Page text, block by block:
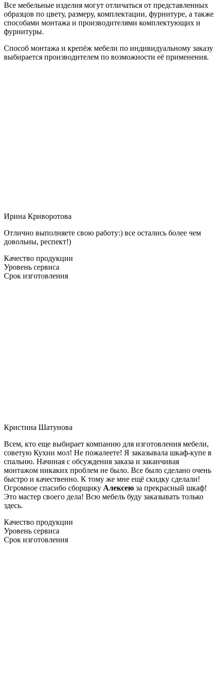
Все мебельные изделия могут отличаться от представленных
образцов по цвету, размеру, комплектации, фурнитуре, а также
способами монтажа и производителями комплектующих и
фурнитуры.
Способ монтажа и крепёж мебели по индивидуальному заказу
выбирается производителем по возможности её применения.
Ирина Криворотова
Отлично выполняете свою работу:) все остались более чем
довольны, респект!)
Качество продукции
Уровень сервиса
Срок изготовления
Кристина Шатунова
Всем, кто еще выбирает компанию для изготовления мебели,
советую Кухни мол! Не пожалеете! Я заказывала шкаф-купе в
спальню. Начиная с обсуждения заказа и заканчивая
монтажом никаких проблем не было. Все было сделано очень
быстро и качественно. К тому же мне ещё скидку сделали!
Огромное спасибо сборщику Алексею за прекрасный шкаф!
Это мастер своего дела! Всю мебель буду заказывать только
здесь.
Качество продукции
Уровень сервиса
Срок изготовления